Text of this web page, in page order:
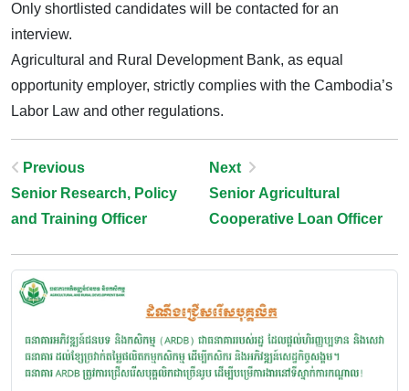
Only shortlisted candidates will be contacted for an
interview.
Agricultural and Rural Development Bank, as equal
opportunity employer, strictly complies with the Cambodia’s
Labor Law and other regulations.
Post
Navigation
Previous
Senior Research, Policy
and Training Officer
Next
Senior Agricultural
Cooperative Loan Officer